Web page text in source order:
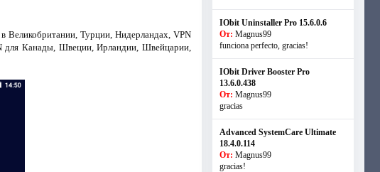
Великобритании, Турции, Нидерландах, VPN
для Канады, Швеции, Ирландии, Швейцарии,
IObit Uninstaller Pro 15.6.0.6
От: Magnus99
funciona perfecto, gracias!
IObit Driver Booster Pro
13.6.0.438
От: Magnus99
gracias
Advanced SystemCare Ultimate
18.4.0.114
От: Magnus99
gracias!